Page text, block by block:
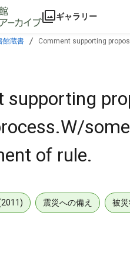
ギャラリー
館蔵書 Comment supporting
supporting
of rule.
震災への備え 被災